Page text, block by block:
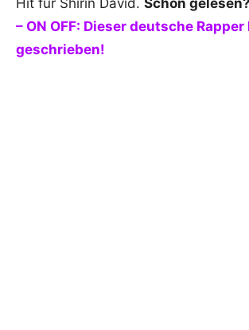
Hit für Shirin David. Schon gelesen?
– ON OFF: Dieser deutsche
geschrieben!